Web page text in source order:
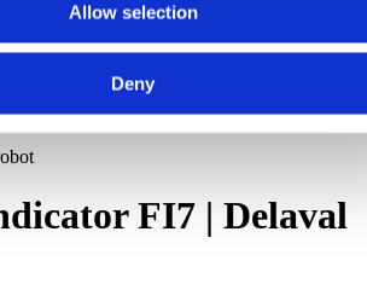
Allow selection
Deny
de afbeeldingen-gallerij
FI7 | Delaval